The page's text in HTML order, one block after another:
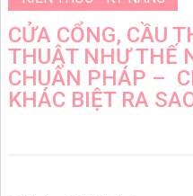
CỬA CỔNG, CẦU
THUẬT NHƯ THẾ
CHUẨN PHÁP –
KHÁC BIỆT RA